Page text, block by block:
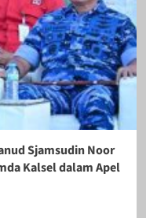
Sjamsudin Noor
Kalsel dalam Apel